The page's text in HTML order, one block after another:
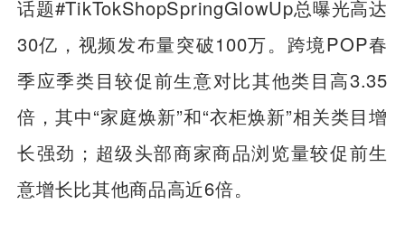
话题#TikTokShopSpringGlowUp总曝光高达
30亿，视频发布量突破100万。跨境POP春
季应季类目较促前生意对比其他类目高3.35
倍，其中“家庭焕新”和“衣柜焕新”相关类目增
长强劲；超级头部商家商品浏览量较促前生
意增长比其他商品高近6倍。